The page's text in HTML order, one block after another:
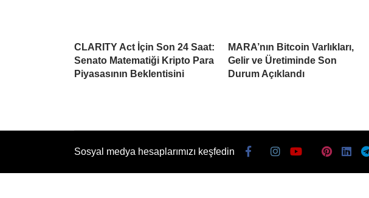
CLARITY Act İçin Son 24 Saat:
Senato Matematiği Kripto Para
Piyasasının Beklentisini
MARA’nın Bitcoin Varlıkları,
Gelir ve Üretiminde Son
Durum Açıklandı
Sosyal medya hesaplarımızı keşfedin